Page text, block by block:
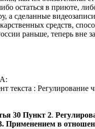
остаться в приюте,
а сделанные
средств,
раньше, теперь вне
текста :
30 Пункт 2.
Применением в